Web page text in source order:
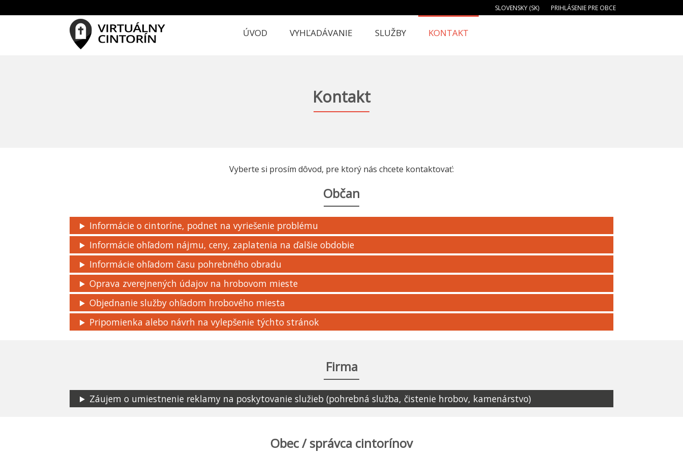
SLOVENSKY (SK) PRIHLÁSENIE PRE OBCE
ÚVOD VYHĽADÁVANIE SLUŽBY KONTAKT
Kontakt
Vyberte si prosím dôvod, pre ktorý nás chcete kontaktovať:
Občan
Informácie o cintoríne, podnet na vyriešenie problému
Informácie ohľadom nájmu, ceny, zaplatenia na ďalšie obdobie
Informácie ohľadom času pohrebného obradu
Oprava zverejnených údajov na hrobovom mieste
Objednanie služby ohľadom hrobového miesta
Pripomienka alebo návrh na vylepšenie týchto stránok
Firma
Záujem o umiestnenie reklamy na poskytovanie služieb (pohrebná služba, čistenie hrobov, kamenárstvo)
Obec / správca cintorínov